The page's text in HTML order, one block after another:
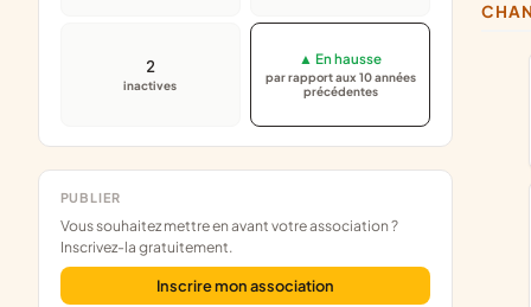
2
inactives
▲ En hausse
par rapport aux 10 années
précédentes
PUBLIER
Vous souhaitez mettre en avant votre association ?
Inscrivez-la gratuitement.
Inscrire mon association